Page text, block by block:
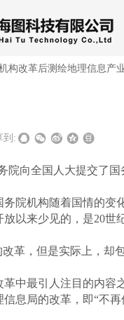
构改革后测绘地理信息产
到:
院向全国人大提交了
机构随着国情的变化
以来少见的，是20世
，但是实际上，却包
最引人注目的内容之
息局的改革，即“不再